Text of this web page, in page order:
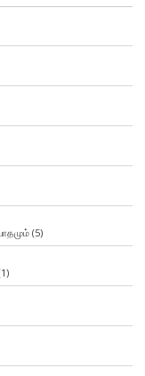
(5)